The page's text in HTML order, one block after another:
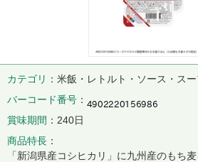
カテゴリ
米飯・レトルト・ソース・ス
バーコード番号
賞味期間
240日
商品特長
「新潟県産コシヒカリ」に九州産のもち